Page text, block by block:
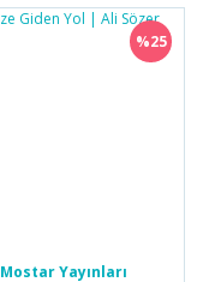
%25
Mostar Yayınları